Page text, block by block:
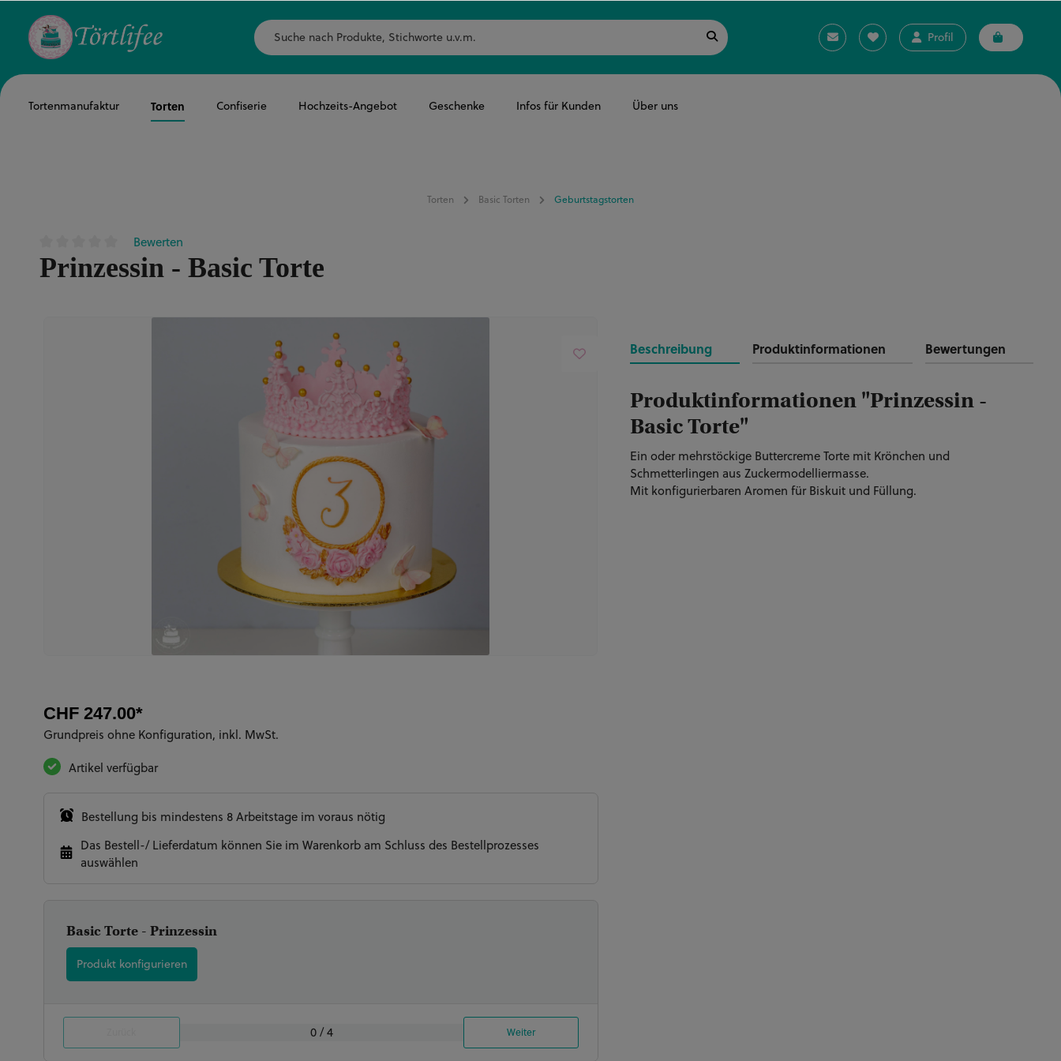
Profil
Tortenmanufaktur Torten Confiserie Hochzeits-Angebot Geschenke Infos für Kunden Über uns
Torten Basic Torten Geburtstagstorten
Durchschnittliche Bewertung von 0 von 5 Sternen
Bewerten
Prinzessin - Basic Torte
Beschreibung Produktinformationen Bewertungen
Produktinformationen "Prinzessin -
Basic Torte"
Ein oder mehrstöckige Buttercreme Torte mit Krönchen und
Schmetterlingen aus Zuckermodelliermasse.
Mit konfigurierbaren Aromen für Biskuit und Füllung.
CHF 247.00*
Grundpreis ohne Konfiguration, inkl. MwSt.
Artikel verfügbar
Bestellung bis mindestens 8 Arbeitstage im voraus nötig
Das Bestell-/ Lieferdatum können Sie im Warenkorb am Schluss des Bestellprozesses
auswählen
Basic Torte - Prinzessin
Produkt konfigurieren
Unsere Torten bestehen aus 4 Schichten Biskuit und 3 Schichten Füllung aus
0 / 4 Weiter